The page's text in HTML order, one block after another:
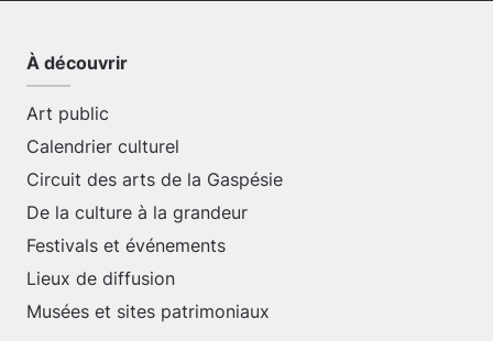
À découvrir
Art public
Calendrier culturel
Circuit des arts de la Gaspésie
De la culture à la grandeur
Festivals et événements
Lieux de diffusion
Musées et sites patrimoniaux